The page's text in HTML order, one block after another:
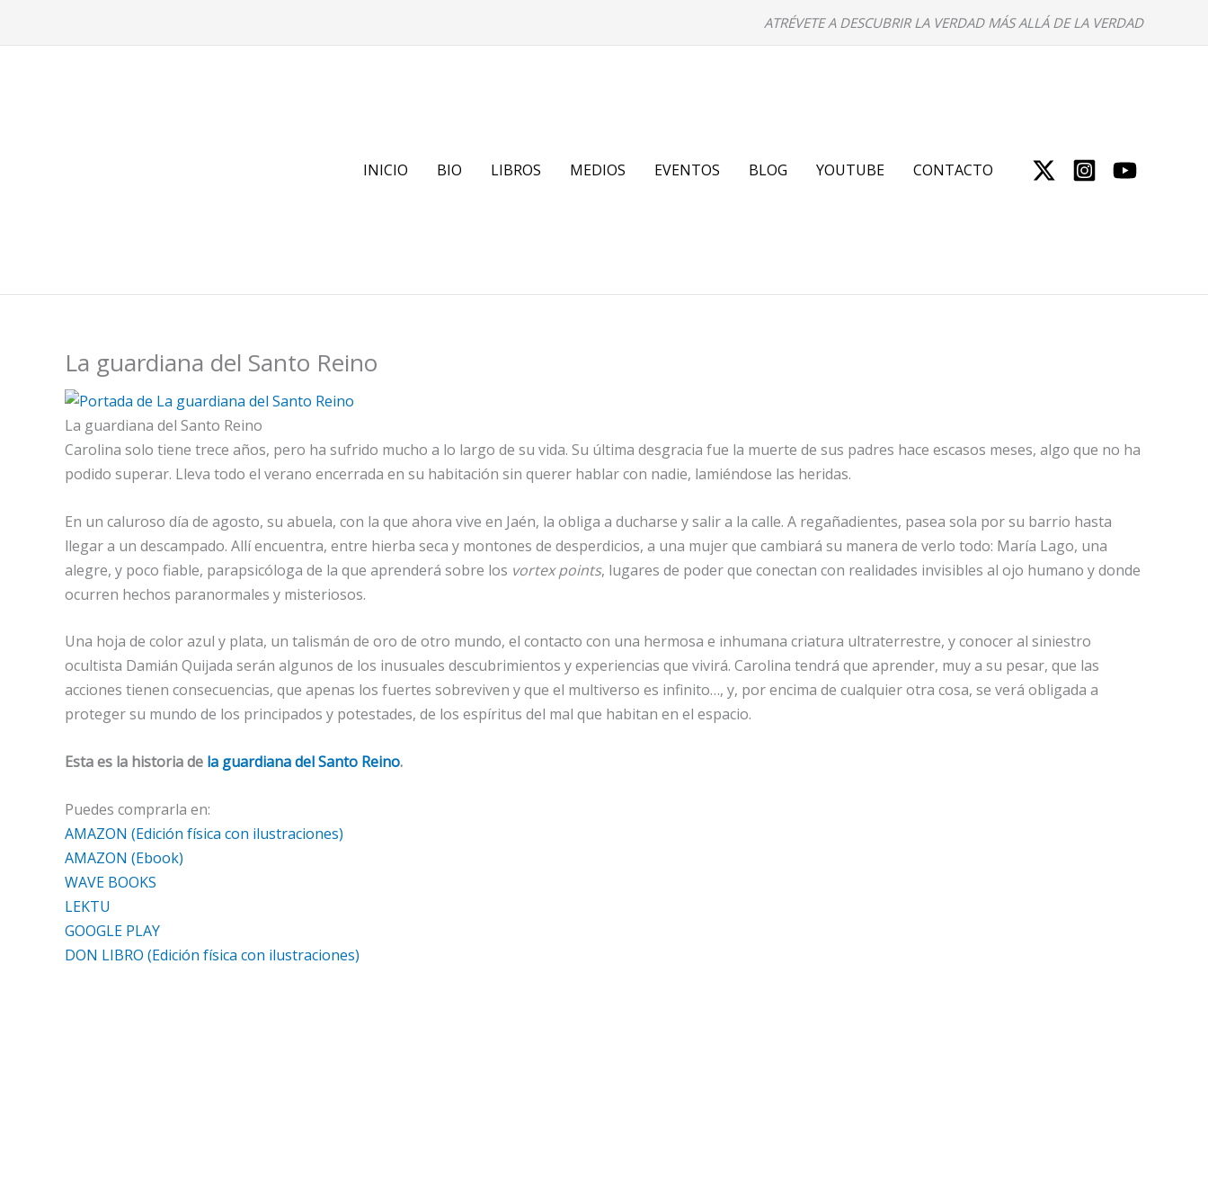
ATRÉVETE A DESCUBRIR LA VERDAD MÁS ALLÁ DE LA VERDAD
INICIO BIO LIBROS MEDIOS EVENTOS BLOG YOUTUBE CONTACTO
La guardiana del Santo Reino
La guardiana del Santo Reino
Carolina solo tiene trece años, pero ha sufrido mucho a lo largo de su vida. Su última desgracia fue la muerte de sus padres hace escasos meses, algo que no ha
podido superar. Lleva todo el verano encerrada en su habitación sin querer hablar con nadie, lamiéndose las heridas.
En un caluroso día de agosto, su abuela, con la que ahora vive en Jaén, la obliga a ducharse y salir a la calle. A regañadientes, pasea sola por su barrio hasta
llegar a un descampado. Allí encuentra, entre hierba seca y montones de desperdicios, a una mujer que cambiará su manera de verlo todo: María Lago, una
alegre, y poco fiable, parapsicóloga de la que aprenderá sobre los vortex points, lugares de poder que conectan con realidades invisibles al ojo humano y donde
ocurren hechos paranormales y misteriosos.
Una hoja de color azul y plata, un talismán de oro de otro mundo, el contacto con una hermosa e inhumana criatura ultraterrestre, y conocer al siniestro
ocultista Damián Quijada serán algunos de los inusuales descubrimientos y experiencias que vivirá. Carolina tendrá que aprender, muy a su pesar, que las
acciones tienen consecuencias, que apenas los fuertes sobreviven y que el multiverso es infinito…, y, por encima de cualquier otra cosa, se verá obligada a
proteger su mundo de los principados y potestades, de los espíritus del mal que habitan en el espacio.
Esta es la historia de la guardiana del Santo Reino.
Puedes comprarla en:
AMAZON (Edición física con ilustraciones)
AMAZON (Ebook)
WAVE BOOKS
LEKTU
GOOGLE PLAY
DON LIBRO (Edición física con ilustraciones)